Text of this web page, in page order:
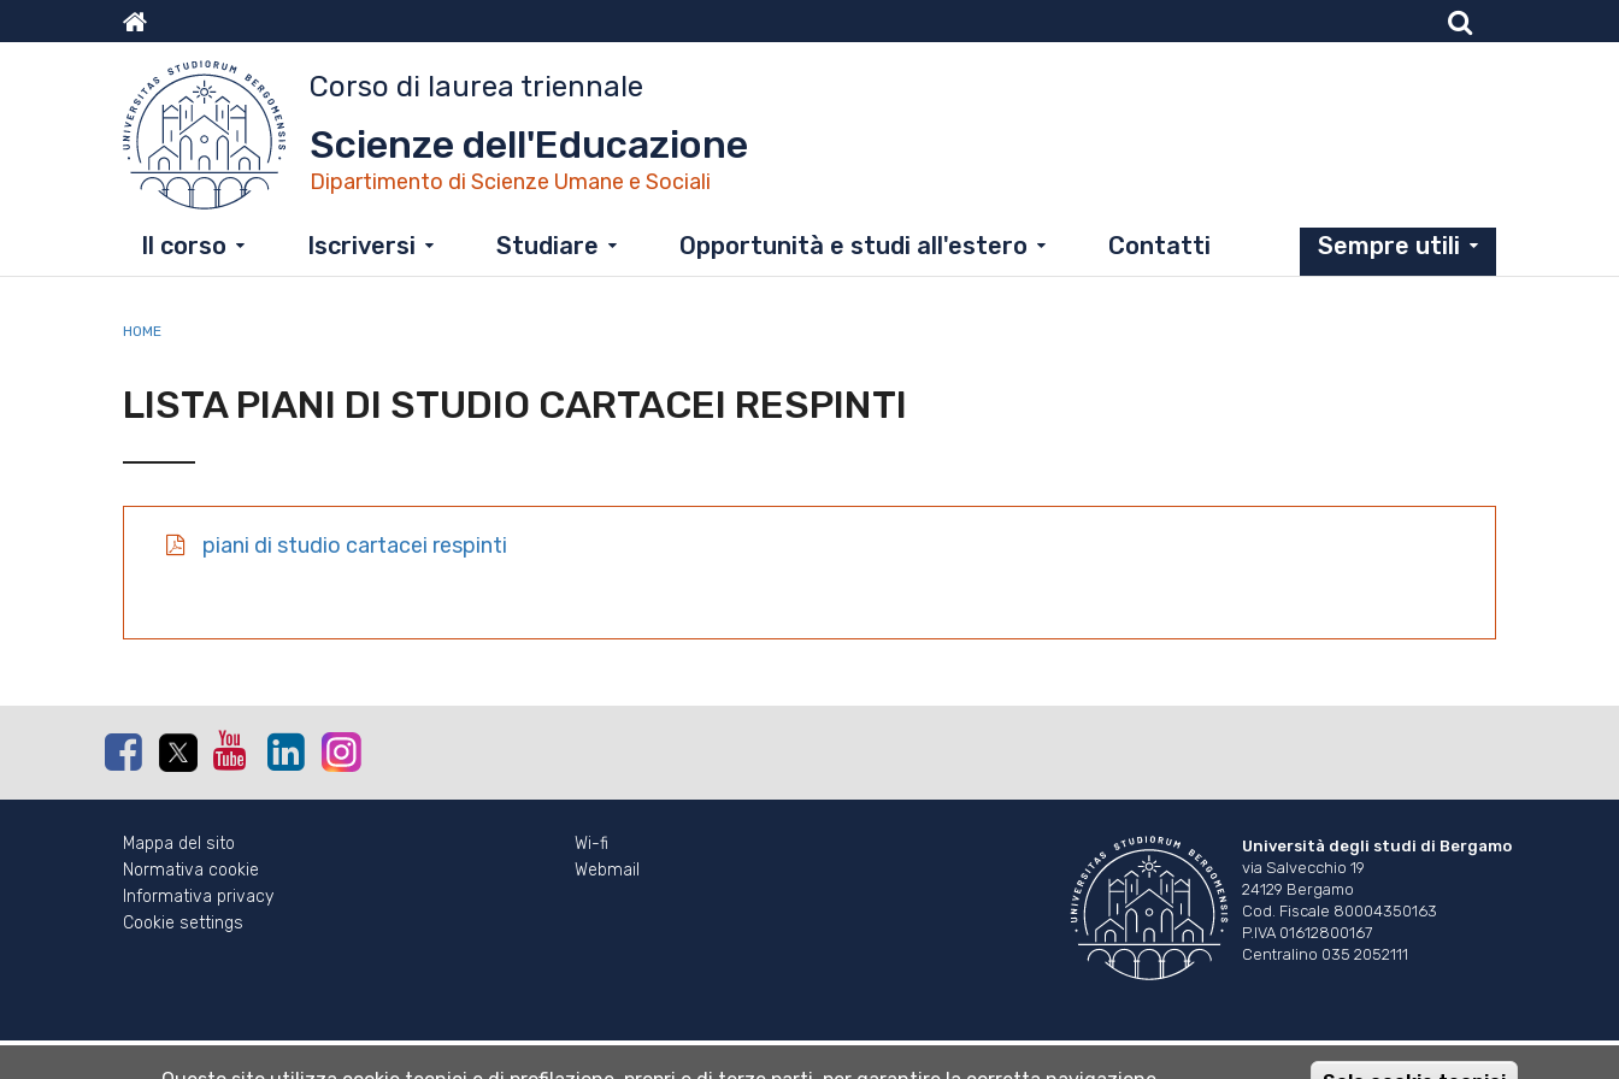
al
Menu
top
Corso di laurea triennale
Scienze dell'Educazione
Dipartimento di Scienze Umane e Sociali
Il corso Iscriversi Studiare Opportunità e studi all'estero Contatti Sempre utili
HOME
LISTA PIANI DI STUDIO CARTACEI RESPINTI
piani di studio cartacei respinti
FacebookTwitterYoutubeLinkedin
Mappa del sito
Normativa cookie
Informativa privacy
Cookie settings
Wi-fi
Webmail
Università degli studi di Bergamo
via Salvecchio 19
24129 Bergamo
Cod. Fiscale 80004350163
P.IVA 01612800167
Centralino 035 2052111